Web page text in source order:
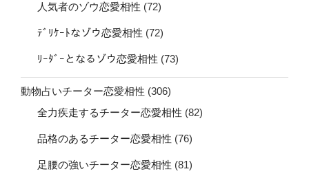
人気者のゾウ恋愛相性 (72)
ﾃﾞﾘｹｰﾄなゾウ恋愛相性 (72)
ﾘｰﾀﾞｰとなるゾウ恋愛相性 (73)
動物占いチーター恋愛相性 (306)
全力疾走するチーター恋愛相性 (82)
品格のあるチーター恋愛相性 (76)
足腰の強いチーター恋愛相性 (81)